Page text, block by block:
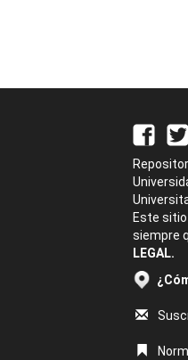
Este
siempre
LEGAL.